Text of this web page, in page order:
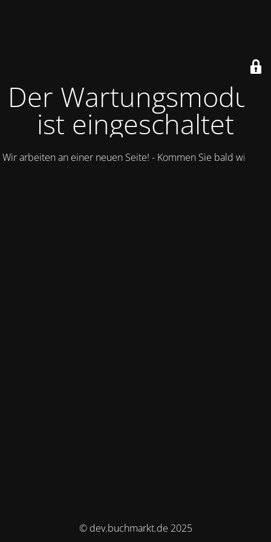
Der Wartungsmodus
ist eingeschaltet
Wir arbeiten an einer neuen Seite! - Kommen Sie bald wieder.
© dev.buchmarkt.de 2025